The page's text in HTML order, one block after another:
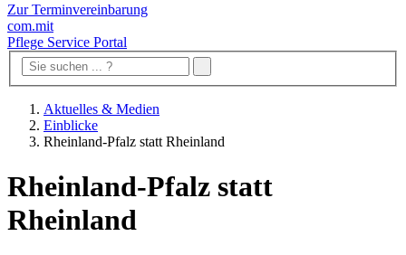
Zur Terminvereinbarung
com.mit
Pflege Service Portal
Aktuelles & Medien
Einblicke
Rheinland-Pfalz statt Rheinland
Rheinland-Pfalz statt
Rheinland